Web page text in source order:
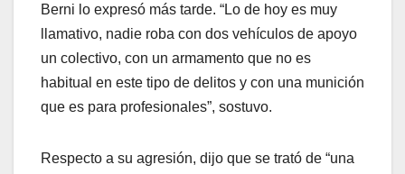
Berni lo expresó más tarde. “Lo de hoy es muy
llamativo, nadie roba con dos vehículos de apoyo
un colectivo, con un armamento que no es
habitual en este tipo de delitos y con una munición
que es para profesionales”, sostuvo.
Respecto a su agresión, dijo que se trató de “una